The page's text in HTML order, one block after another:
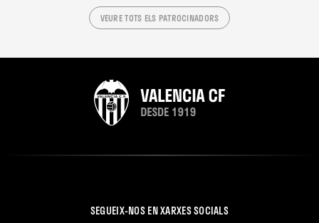
VEURE TOTS ELS PATROCINADORS
SEGUEIX-NOS EN XARXES SOCIALS